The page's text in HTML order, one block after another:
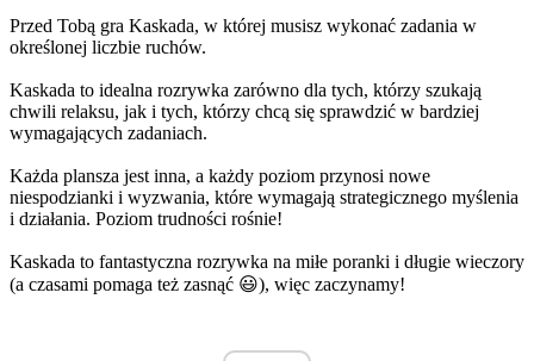
Przed Tobą gra Kaskada, w której musisz wykonać zadania w
określonej liczbie ruchów.
Kaskada to idealna rozrywka zarówno dla tych, którzy szukają
chwili relaksu, jak i tych, którzy chcą się sprawdzić w bardziej
wymagających zadaniach.
Każda plansza jest inna, a każdy poziom przynosi nowe
niespodzianki i wyzwania, które wymagają strategicznego myślenia
i działania. Poziom trudności rośnie!
Kaskada to fantastyczna rozrywka na miłe poranki i długie wieczory
(a czasami pomaga też zasnąć 😃), więc zaczynamy!